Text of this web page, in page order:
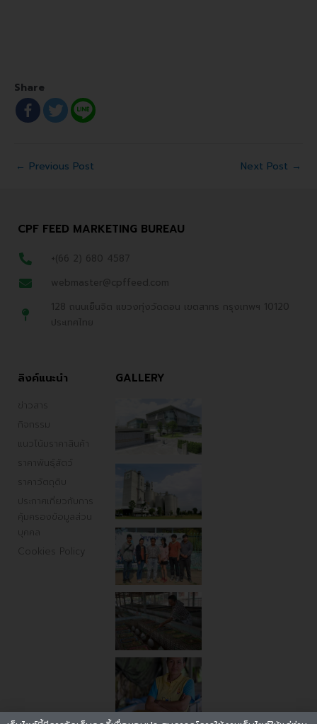
Share
← Previous Post Next Post →
CPF FEED MARKETING BUREAU
+(66 2) 680 4587
webmaster@cpffeed.com
128 ถนนเย็นจิต แขวงทุ่งวัดดอน เขตสาทร กรุงเทพฯ 10120
ประเทศไทย
ลิงค์แนะนำ
ข่าวสาร
กิจกรรม
แนวโน้มราคาสินค้า
ราคาพันธ์ุสัตว์
ราคาวัตถุดิบ
ประกาศเกี่ยวกับการ
คุ้มครองข้อมูลส่วน
บุคคล
Cookies Policy
GALLERY